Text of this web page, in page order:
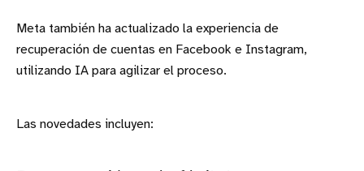
Meta también ha actualizado la experiencia de
recuperación de cuentas en Facebook e Instagram,
utilizando IA para agilizar el proceso.
Las novedades incluyen: